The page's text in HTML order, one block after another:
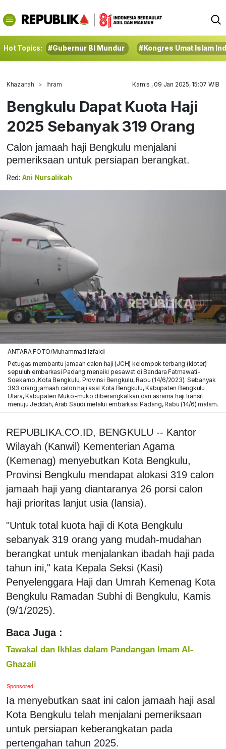
Hot Topics: #Gubernur BI Mundur #Kongres Umat Islam
Khazanah Ihram Kamis , 09 Jan 2025, 15:07 WIB
Bengkulu Dapat Kuota Haji
2025 Sebanyak 319 Orang
Calon jamaah haji Bengkulu menjalani
pemeriksaan untuk persiapan berangkat.
Red: Ani Nursalikah
ANTARA FOTO/Muhammad Izfaldi
Petugas membantu jamaah calon haji (JCH) kelompok terbang (kloter)
sepuluh embarkasi Padang menaiki pesawat di Bandara Fatmawati-
Soekarno, Kota Bengkulu, Provinsi Bengkulu, Rabu (14/6/2023). Sebanyak
393 orang jamaah calon haji asal Kota Bengkulu, Kabupaten Bengkulu
Utara, Kabupaten Muko-muko diberangkatkan dari asrama haji transit
menuju Jeddah, Arab Saudi melalui embarkasi Padang, Rabu (14/6) malam.
REPUBLIKA.CO.ID, BENGKULU -- Kantor
Wilayah (Kanwil) Kementerian Agama
(Kemenag) menyebutkan Kota Bengkulu,
Provinsi Bengkulu mendapat alokasi 319 calon
jamaah haji yang diantaranya 26 porsi calon
haji prioritas lanjut usia (lansia).
"Untuk total kuota haji di Kota Bengkulu
sebanyak 319 orang yang mudah-mudahan
berangkat untuk menjalankan ibadah haji pada
tahun ini," kata Kepala Seksi (Kasi)
Penyelenggara Haji dan Umrah Kemenag Kota
Bengkulu Ramadan Subhi di Bengkulu, Kamis
(9/1/2025).
Baca Juga :
Tawakal dan Ikhlas dalam Pandangan Imam Al-
Ghazali
Sponsored
Ia menyebutkan saat ini calon jamaah haji asal
Kota Bengkulu telah menjalani pemeriksaan
untuk persiapan keberangkatan pada
pertengahan tahun 2025.